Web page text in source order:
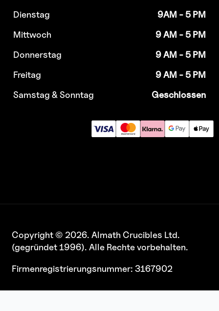
Dienstag
9AM - 5 PM
Mittwoch
9 AM - 5 PM
Donnerstag
9 AM - 5 PM
Freitag
9 AM - 5 PM
Samstag & Sonntag
Geschlossen
Copyright © 2026. Almath Crucibles Ltd.
(gegründet 1996). Alle Rechte vorbehalten.
Firmenregistrierungsnummer: 3167902